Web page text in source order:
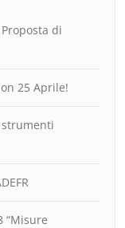
di
25 Aprile!
strumenti
“Misure